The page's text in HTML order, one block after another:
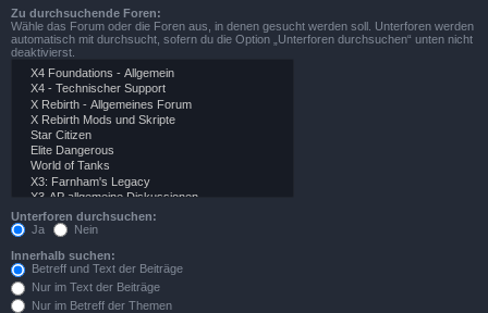
Zu durchsuchende Foren:
Wähle das Forum oder die Foren aus, in denen gesucht werden soll. Unterforen werden
automatisch mit durchsucht, sofern du die Option „Unterforen durchsuchen“ unten nicht
deaktivierst.
Unterforen durchsuchen:
Ja
Nein
Innerhalb suchen:
Betreff und Text der Beiträge
Nur im Text der Beiträge
Nur im Betreff der Themen